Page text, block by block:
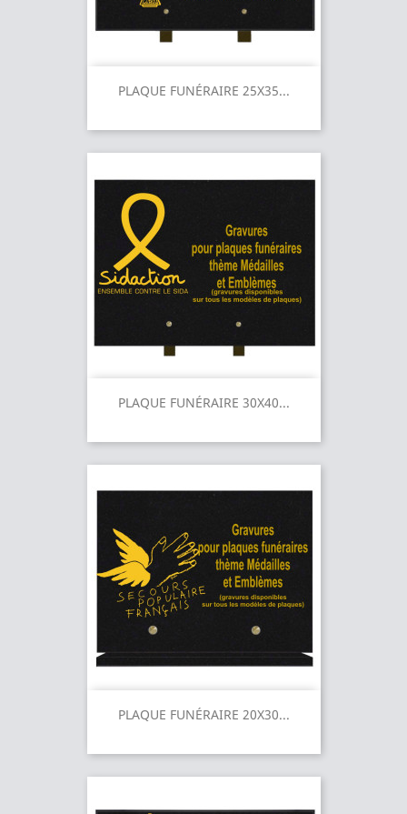
PLAQUE FUNÉRAIRE 25X35...
PLAQUE FUNÉRAIRE 30X40...
PLAQUE FUNÉRAIRE 20X30...